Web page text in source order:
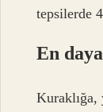
tepsilerde
En
Kuraklığa,